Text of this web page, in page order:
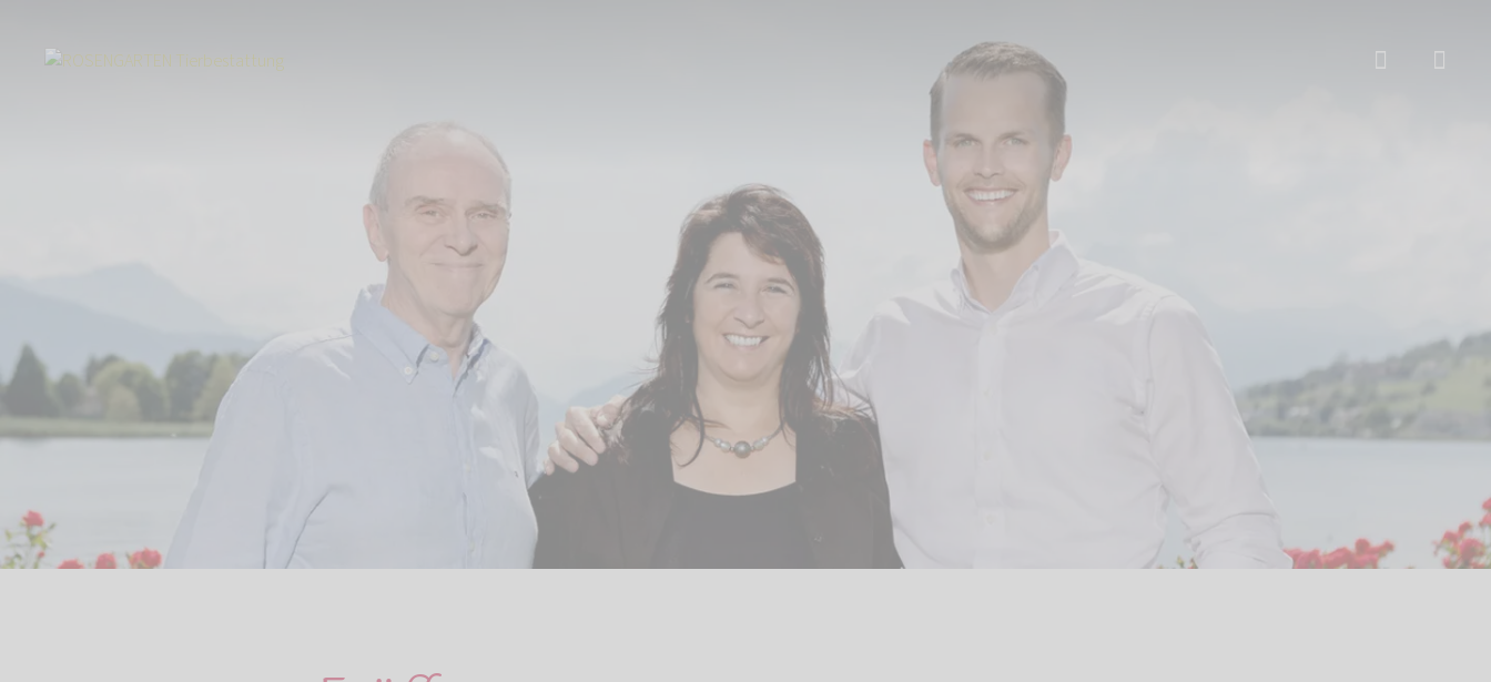
Eröffnung unseres ersten Tierkrematoriums in der Schweiz